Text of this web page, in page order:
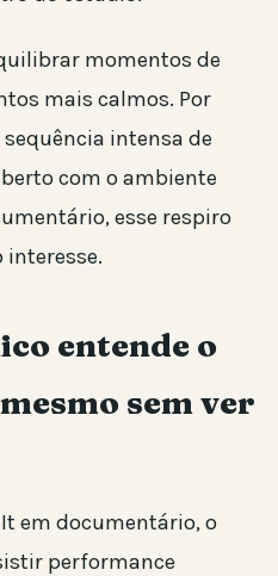
momentos de
mais calmos. Por
intensa de
com o ambiente
esse respiro
entende o
sem ver
em documentário, o
performance